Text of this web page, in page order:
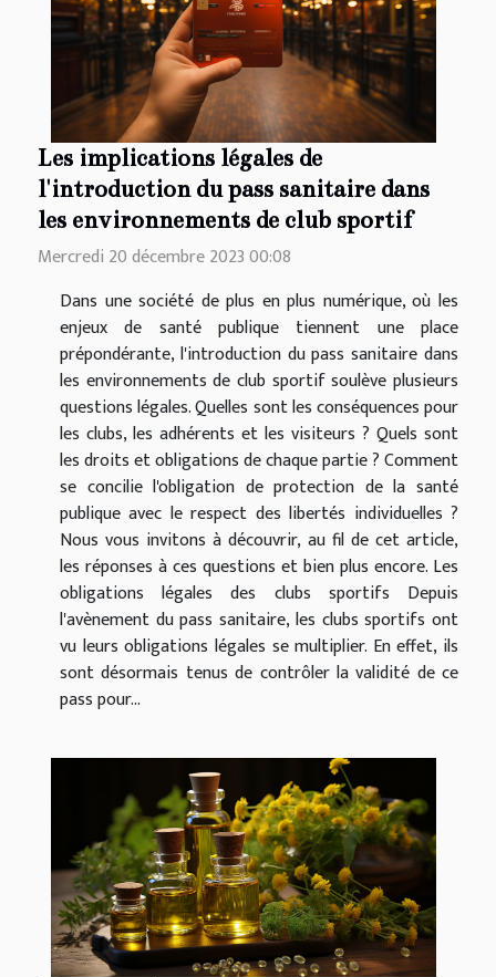
Les implications légales de
l'introduction du pass sanitaire dans
les environnements de club sportif
Mercredi 20 décembre 2023 00:08
Dans une société de plus en plus numérique, où les
enjeux de santé publique tiennent une place
prépondérante, l'introduction du pass sanitaire dans
les environnements de club sportif soulève plusieurs
questions légales. Quelles sont les conséquences pour
les clubs, les adhérents et les visiteurs ? Quels sont
les droits et obligations de chaque partie ? Comment
se concilie l'obligation de protection de la santé
publique avec le respect des libertés individuelles ?
Nous vous invitons à découvrir, au fil de cet article,
les réponses à ces questions et bien plus encore. Les
obligations légales des clubs sportifs Depuis
l'avènement du pass sanitaire, les clubs sportifs ont
vu leurs obligations légales se multiplier. En effet, ils
sont désormais tenus de contrôler la validité de ce
pass pour...